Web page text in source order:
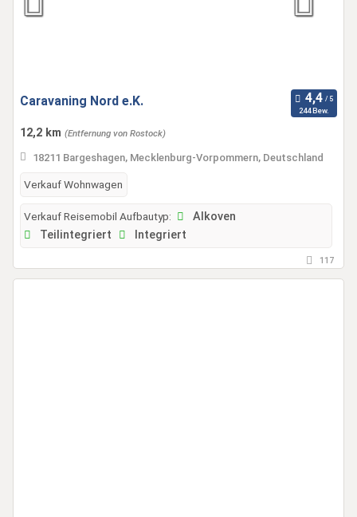
Caravaning Nord e.K.
244 Bew.
12,2 km (Entfernung von Rostock)
18211 Bargeshagen, Mecklenburg-Vorpommern, Deutschland
Verkauf Wohnwagen
Verkauf Reisemobil Aufbautyp:
Alkoven
Teilintegriert
Integriert
117